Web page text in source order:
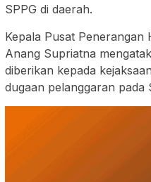
SPPG di daerah.
Kepala Pusat Penerangan
Anang Supriatna
diberikan kepada
dugaan pelanggaran pada